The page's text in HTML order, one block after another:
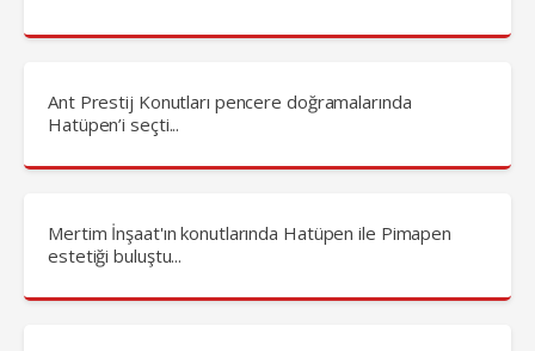
Ant Prestij Konutları pencere doğramalarında
Hatüpen’i seçti...
Mertim İnşaat'ın konutlarında Hatüpen ile Pimapen
estetiği buluştu...